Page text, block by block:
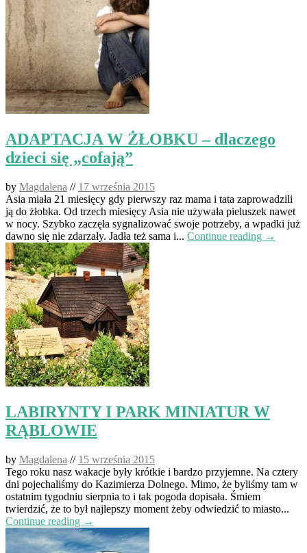
ADAPTACJA W ŻŁOBKU – dlaczego
dzieci się „cofają”
by Magdalena // 17 września 2015
Asia miała 21 miesięcy gdy pierwszy raz mama i tata zaprowadzili
ją do żłobka. Od trzech miesięcy Asia nie używała pieluszek nawet
w nocy. Szybko zaczęła sygnalizować swoje potrzeby, a wpadki już
dawno się nie zdarzały. Jadła też sama i... Continue reading →
LABIRYNTY I PARK MINIATUR W
RĄBLOWIE
by Magdalena // 15 września 2015
Tego roku nasz wakacje były krótkie i bardzo przyjemne. Na cztery
dni pojechaliśmy do Kazimierza Dolnego. Mimo, że byliśmy tam w
ostatnim tygodniu sierpnia to i tak pogoda dopisała. Śmiem
twierdzić, że to był najlepszy moment żeby odwiedzić to miasto...
Continue reading →